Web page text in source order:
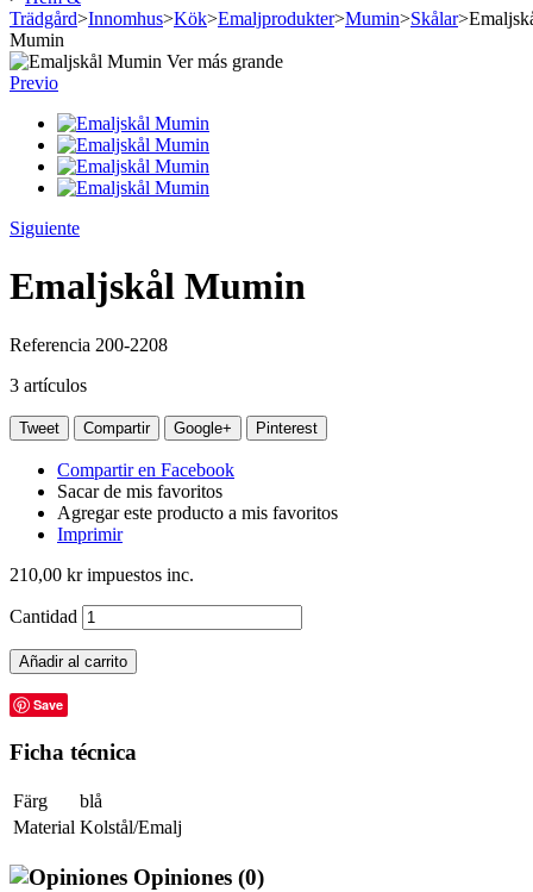
Trädgård>Innomhus>Kök>Emaljprodukter>Mumin>Skålar>
Mumin
Ver más grande
Previo
Siguiente
Emaljskål Mumin
Referencia 200-2208
3 artículos
Tweet Compartir Google+ Pinterest
Compartir en Facebook
Sacar de mis favoritos
Agregar este producto a mis favoritos
Imprimir
210,00 krimpuestos inc.
Cantidad
Añadir al carrito
Save
Ficha técnica
Färg
blå
Material Kolstål/Emalj
Opiniones (0)